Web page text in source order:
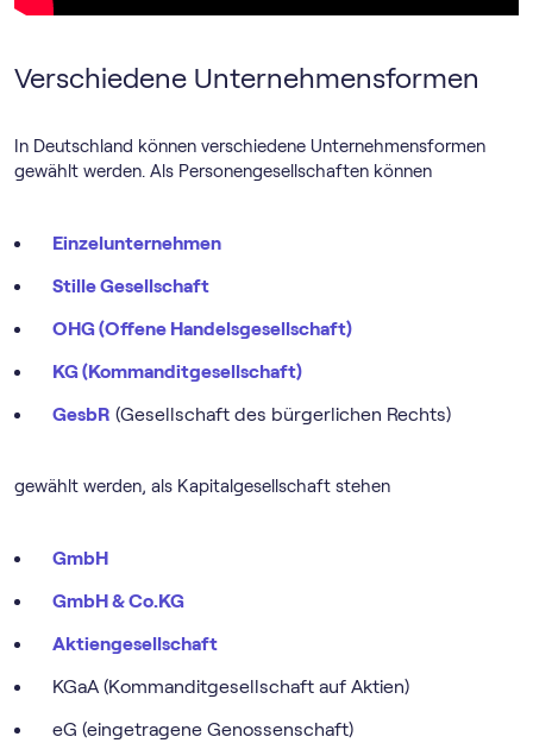
Verschiedene Unternehmensformen
In Deutschland können verschiedene Unternehmensformen
gewählt werden. Als Personengesellschaften können
Einzelunternehmen
Stille Gesellschaft
OHG (Offene Handelsgesellschaft)
KG (Kommanditgesellschaft)
GesbR (Gesellschaft des bürgerlichen Rechts)
gewählt werden, als Kapitalgesellschaft stehen
GmbH
GmbH & Co.KG
Aktiengesellschaft
KGaA (Kommanditgesellschaft auf Aktien)
eG (eingetragene Genossenschaft)